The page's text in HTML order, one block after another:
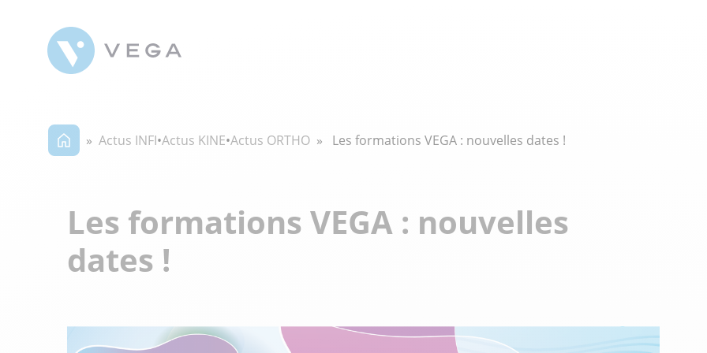
» Actus INFI•Actus KINE•Actus ORTHO » Les formations VEGA : nouvelles dates !
Les formations VEGA : nouvelles
dates !